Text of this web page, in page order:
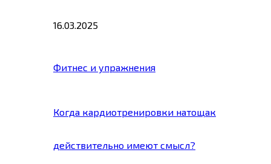
16.03.2025
Фитнес и упражнения
Когда кардиотренировки натощак
действительно имеют смысл?